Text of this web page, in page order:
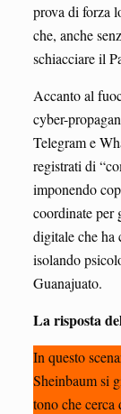
prova di forza
che, anche
schiacciare il
Accanto al
cyber-
Telegram e
registrati di
imponendo
coordinate per
digitale che ha
isolando
Guanajuato.
La risposta
In questo
Sheinbaum si
tono che cerca